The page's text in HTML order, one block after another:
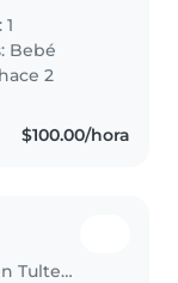
y
de los
Bebé
2
$100.00/hora
Trabajo para niñera en Tultepec